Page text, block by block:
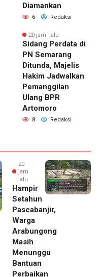
Diamankan
6 Redaksi
20 jam lalu
Sidang Perdata di
PN Semarang
Ditunda, Majelis
Hakim Jadwalkan
Pemanggilan
Ulang BPR
Artomoro
8 Redaksi
20
jam
lalu
Hampir
Setahun
Pascabanjir,
Warga
Arabungong
Masih
Menunggu
Bantuan
Perbaikan